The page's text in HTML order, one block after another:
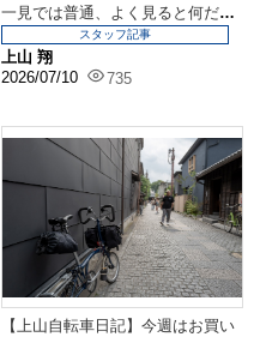
一見では普通、よく見ると何だこ
れ？な仕様に仕上がっ...
上山 翔
2026/07/10
735
スタッフ記事
【上山自転車日記】今週はお買い